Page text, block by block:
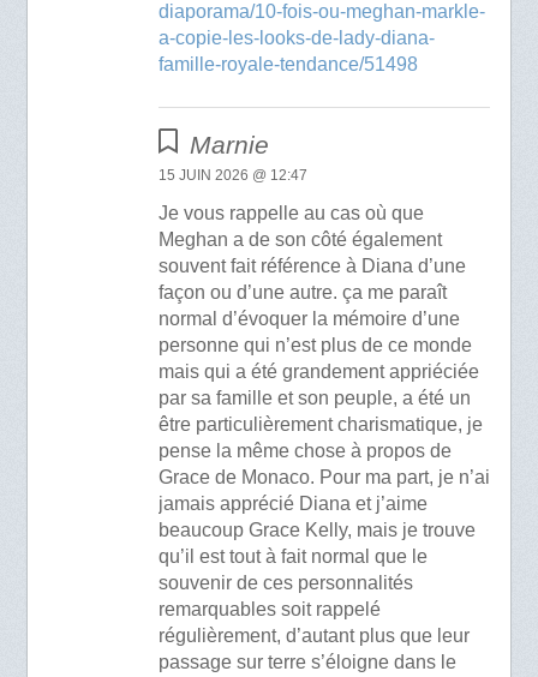
diaporama/10-fois-ou-meghan-markle-
a-copie-les-looks-de-lady-diana-
famille-royale-tendance/51498
Marnie
15 JUIN 2026 @ 12:47
Je vous rappelle au cas où que
Meghan a de son côté également
souvent fait référence à Diana d’une
façon ou d’une autre. ça me paraît
normal d’évoquer la mémoire d’une
personne qui n’est plus de ce monde
mais qui a été grandement appriéciée
par sa famille et son peuple, a été un
être particulièrement charismatique, je
pense la même chose à propos de
Grace de Monaco. Pour ma part, je n’ai
jamais apprécié Diana et j’aime
beaucoup Grace Kelly, mais je trouve
qu’il est tout à fait normal que le
souvenir de ces personnalités
remarquables soit rappelé
régulièrement, d’autant plus que leur
passage sur terre s’éloigne dans le